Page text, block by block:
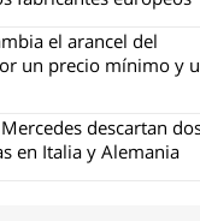
el arancel del
un precio mínimo y
descartan
en Italia y Alemania